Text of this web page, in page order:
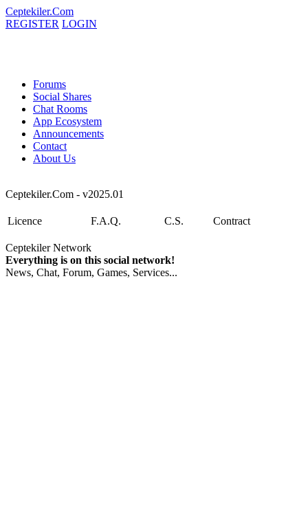
Ceptekiler.Com
REGISTER LOGIN
Forums
Social Shares
Chat Rooms
App Ecosystem
Announcements
Contact
About Us
Ceptekiler.Com - v2025.01
Licence F.A.Q. C.S. Contract
Ceptekiler Network
Everything is on this social network!
News, Chat, Forum, Games, Services...